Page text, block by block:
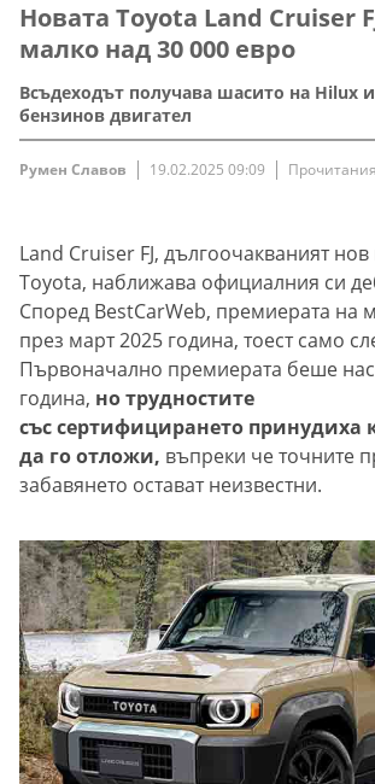
Новата Toyota Land Cruiser
малко над 30 000 евро
Всъдеходът получава шасито на Hilux
бензинов двигател
Румен Славов 19.02.2025 09:09
Land Cruiser FJ, дългоочакваният
Toyota, наближава официалния си
Според BestCarWeb, премиерата на
през март 2025 година, тоест само
Първоначално премиерата беше
година, но трудностите
със сертифицирането принудиха
да го отложи, въпреки че точните
забавянето остават неизвестни.